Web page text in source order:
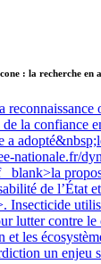
: la recherche en
la confiance
a
nationale.fr/
de l’État
Insecticide
lutter contre
et les
un enjeu